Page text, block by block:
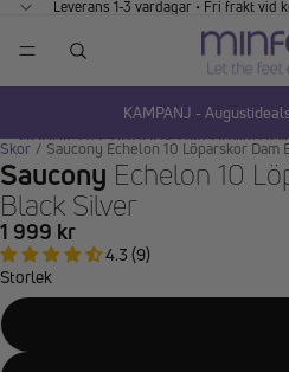
Leverans 1-3 vardagar • Fri frakt vid
KAMPANJ -
HOPPA TILL
Skor / Saucony Echelon 10 Löparskor Dam
Saucony Echelon 10
Black Silver
1 999 kr
4.3 (9)
Storlek